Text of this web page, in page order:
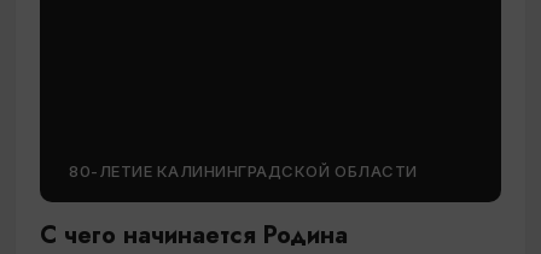
80-ЛЕТИЕ КАЛИНИНГРАДСКОЙ ОБЛАСТИ
С чего начинается Родина